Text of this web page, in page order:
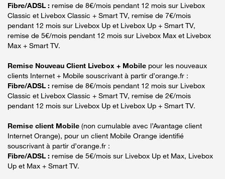
Fibre/ADSL : remise de 8€/mois pendant 12 mois sur Livebox
Classic et Livebox Classic + Smart TV, remise de 7€/mois
pendant 12 mois sur Livebox Up et Livebox Up + Smart TV,
remise de 5€/mois pendant 12 mois sur Livebox Max et Livebox
Max + Smart TV.
Remise Nouveau Client Livebox + Mobile pour les nouveaux
clients Internet + Mobile souscrivant à partir d’orange.fr :
Fibre/ADSL : remise de 8€/mois pendant 12 mois sur Livebox
Classic et Livebox Classic + Smart TV, remise de 2€/mois
pendant 12 mois sur Livebox Up et Livebox Up + Smart TV.
Remise client Mobile (non cumulable avec l’Avantage client
Internet Orange), pour un client Mobile Orange identifié
souscrivant à partir d’orange.fr :
Fibre/ADSL : remise de 5€/mois sur Livebox Up et Max, Livebox
Up et Max + Smart TV.